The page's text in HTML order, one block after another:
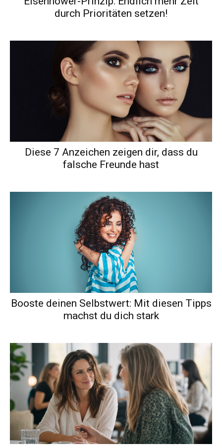
durch Prioritäten setzen!
Diese 7 Anzeichen zeigen dir, dass du
falsche Freunde hast
Booste deinen Selbstwert: Mit diesen Tipps
machst du dich stark